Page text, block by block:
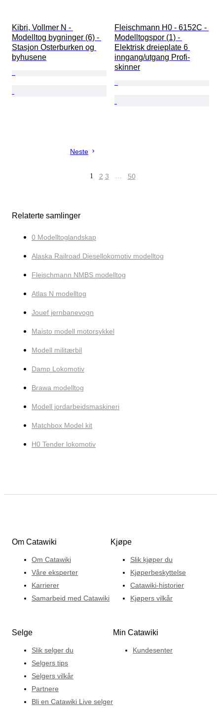
Kibri, Vollmer N -
Modelltog bygninger (6) -
Stasjon Osterburken og
byhusene
Fleischmann H0 - 6152C -
Modelltogspor (1) -
Elektrisk dreieplate 6
inngang/utgang Profi-
skinner
Neste
1 2 3 … 50
Relaterte samlinger
0 Modelltoglandskap
Alaska Railroad Diesellokomotiv modelltog
Fleischmann NMBS modelltog
Atlas N modelltog
Jouef jernbanevogn
Maisto modell motorsykkel
Modell militærbil
Damp Lokomotiv
Brawa modelltog
Modell jordarbeidsmaskineri
Matchbox Model kit
H0 Tender lokomotiv
Om Catawiki
Om Catawiki
Våre eksperter
Karrierer
Samarbeid med Catawiki
Kjøpe
Slik kjøper du
Kjøperbeskyttelse
Catawiki-historier
Kjøpers vilkår
Selge
Slik selger du
Selgers tips
Selgers vilkår
Partnere
Bli en Catawiki Live selger
Min Catawiki
Kundesenter